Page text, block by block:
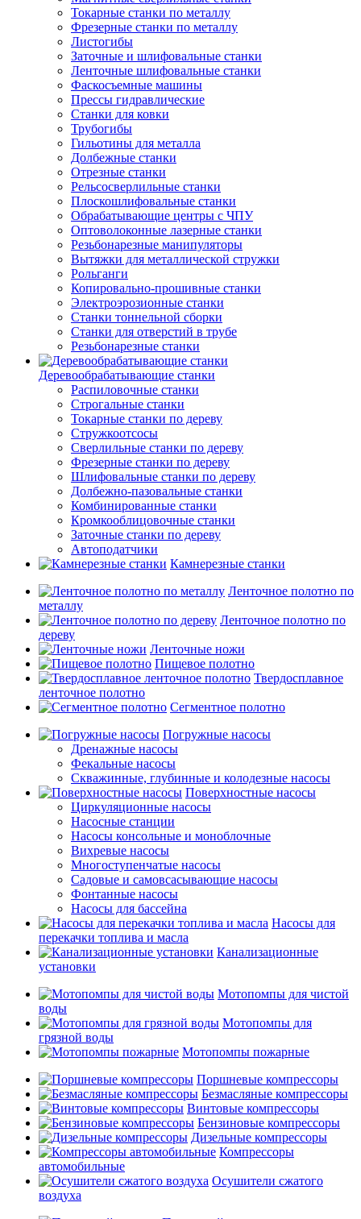
Токарные станки по металлу
Фрезерные станки по металлу
Листогибы
Заточные и шлифовальные станки
Ленточные шлифовальные станки
Фаскосъемные машины
Прессы гидравлические
Станки для ковки
Трубогибы
Гильотины для металла
Долбежные станки
Отрезные станки
Рельсосверлильные станки
Плоскошлифовальные станки
Обрабатывающие центры с ЧПУ
Оптоволоконные лазерные станки
Резьбонарезные манипуляторы
Вытяжки для металлической стружки
Рольганги
Копировально-прошивные станки
Электроэрозионные станки
Станки тоннельной сборки
Станки для отверстий в трубе
Резьбонарезные станки
Деревообрабатывающие станки
Распиловочные станки
Строгальные станки
Токарные станки по дереву
Стружкоотсосы
Сверлильные станки по дереву
Фрезерные станки по дереву
Шлифовальные станки по дереву
Долбежно-пазовальные станки
Комбинированные станки
Кромкооблицовочные станки
Заточные станки по дереву
Автоподатчики
Камнерезные станки
Ленточное полотно по
металлу
Ленточное полотно по
дереву
Ленточные ножи
Пищевое полотно
Твердосплавное
ленточное полотно
Сегментное полотно
Погружные насосы
Дренажные насосы
Фекальные насосы
Скважинные, глубинные и колодезные насосы
Поверхностные насосы
Циркуляционные насосы
Насосные станции
Насосы консольные и моноблочные
Вихревые насосы
Многоступенчатые насосы
Садовые и самовсасывающие насосы
Фонтанные насосы
Насосы для бассейна
Насосы для
перекачки топлива и масла
Канализационные
установки
Мотопомпы для чистой
воды
Мотопомпы для
грязной воды
Мотопомпы пожарные
Поршневые компрессоры
Безмасляные компрессоры
Винтовые компрессоры
Бензиновые компрессоры
Дизельные компрессоры
Компрессоры
автомобильные
Осушители сжатого
воздуха